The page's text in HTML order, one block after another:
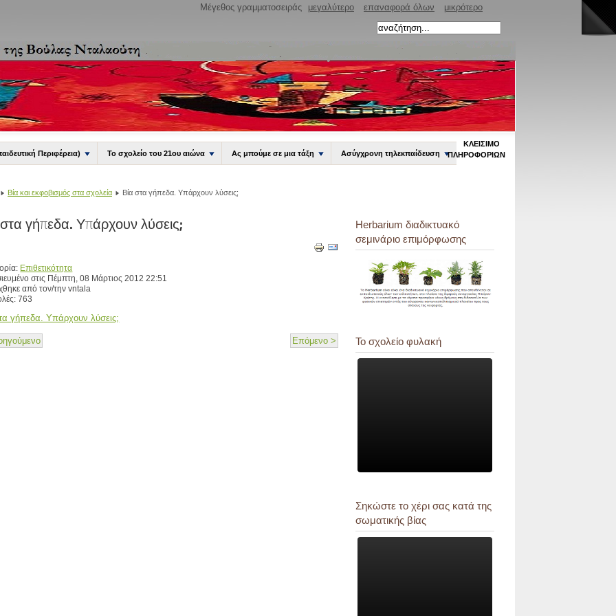
Μέγεθος γραμματοσειράς μεγαλύτερο επαναφορά όλων μικρότερο
Περιφέρεια) Το σχολείο του 21ου αιώνα Ας μπούμε σε μια τάξη Ασύγχρονη τηλεκπαίδευση
Βία και εκφοβισμός στα σχολεία Βία στα γήπεδα. Υπάρχουν λύσεις;
γήπεδα. Υπάρχουν λύσεις;
Επιθετικότητα
στις Πέμπτη, 08 Μάρτιος 2012 22:51
από τον/την vntala
763
γήπεδα. Υπάρχουν λύσεις;
Επόμενο >
ΚΛΕΊΣΙΜΟ
ΠΛΗΡΟΦΟΡΙΏΝ
Herbarium διαδικτυακό
σεμινάριο επιμόρφωσης
Το σχολείο φυλακή
Σηκώστε το χέρι σας κατά της
σωματικής βίας